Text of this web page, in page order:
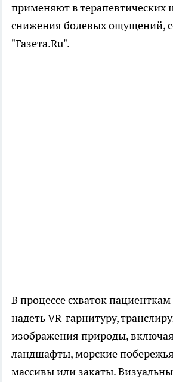
применяют в терапевтических
снижения болевых ощущений,
"Газета.Ru".
В процессе схваток
надеть VR-гарнитуру,
изображения природы,
ландшафты, морские
массивы или закаты.